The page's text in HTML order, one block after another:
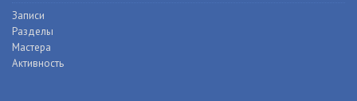
Записи
Разделы
Мастера
Активность